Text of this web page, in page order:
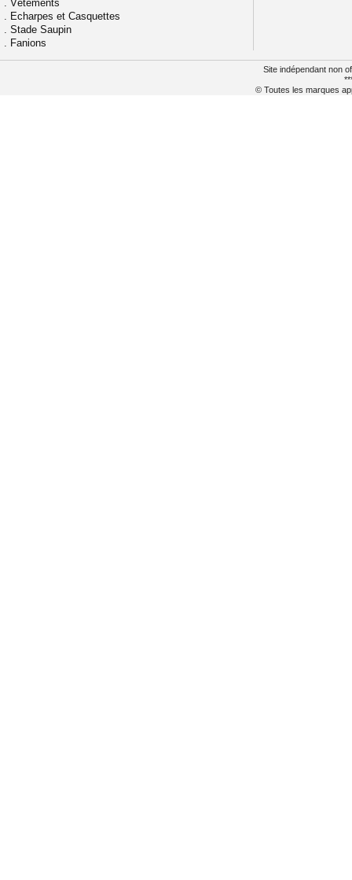
. Vêtements
. Echarpes et Casquettes
. Stade Saupin
. Fanions
Site indépendant non
© Toutes les marques